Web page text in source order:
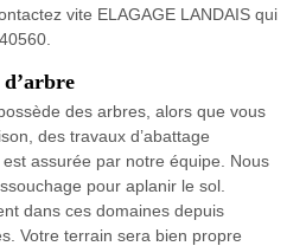
vite ELAGAGE LANDAIS qui
des arbres, alors que vous
des travaux d’abattage
assurée par notre équipe. Nous
pour aplanir le sol.
dans ces domaines depuis
Votre terrain sera bien propre